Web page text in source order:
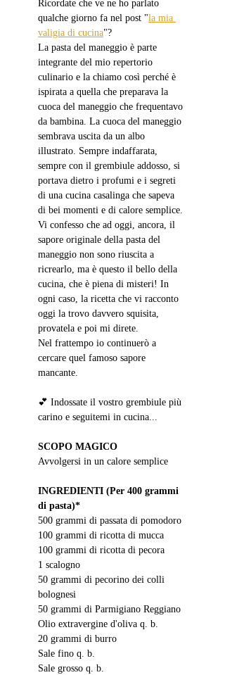
Ricordate che ve ne ho parlato
qualche giorno fa nel post "la mia
valigia di cucina"?
La pasta del maneggio è parte
integrante del mio repertorio
culinario e la chiamo così perché è
ispirata a quella che preparava la
cuoca del maneggio che frequentavo
da bambina. La cuoca del maneggio
sembrava uscita da un albo
illustrato. Sempre indaffarata,
sempre con il grembiule addosso, si
portava dietro i profumi e i segreti
di una cucina casalinga che sapeva
di bei momenti e di calore semplice.
Vi confesso che ad oggi, ancora, il
sapore originale della pasta del
maneggio non sono riuscita a
ricrearlo, ma è questo il bello della
cucina, che è piena di misteri! In
ogni caso, la ricetta che vi racconto
oggi la trovo davvero squisita,
provatela e poi mi direte.
Nel frattempo io continuerò a
cercare quel famoso sapore
mancante.
💕 Indossate il vostro grembiule più
carino e seguitemi in cucina...
SCOPO MAGICO
Avvolgersi in un calore semplice
INGREDIENTI (Per 400 grammi
di pasta)*
500 grammi di passata di pomodoro
100 grammi di ricotta di mucca
100 grammi di ricotta di pecora
1 scalogno
50 grammi di pecorino dei colli
bolognesi
50 grammi di Parmigiano Reggiano
Olio extravergine d'oliva q. b.
20 grammi di burro
Sale fino q. b.
Sale grosso q. b.